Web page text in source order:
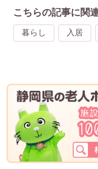
こちらの記事に関
暮らし 入居